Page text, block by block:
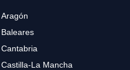
Aragón
Baleares
Cantabria
Castilla-La Mancha